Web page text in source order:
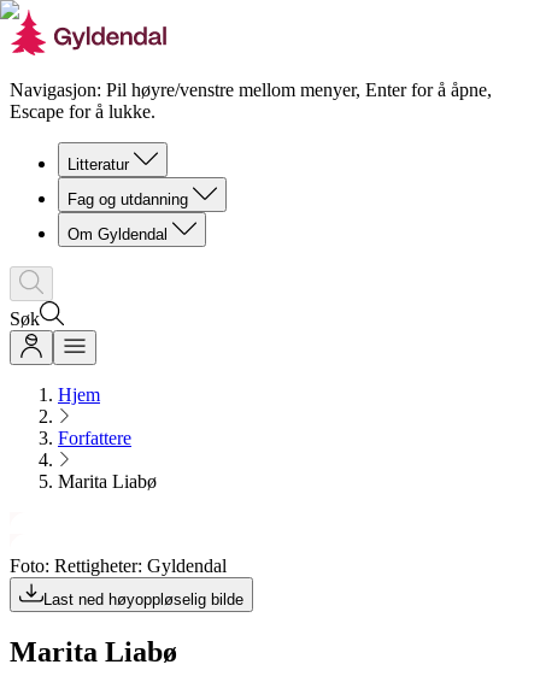
Navigasjon: Pil høyre/venstre mellom menyer, Enter for å åpne,
Escape for å lukke.
Litteratur
Fag og utdanning
Om Gyldendal
Søk
Hjem
Forfattere
Marita Liabø
Foto: Rettigheter: Gyldendal
Last ned høyoppløselig bilde
Marita Liabø